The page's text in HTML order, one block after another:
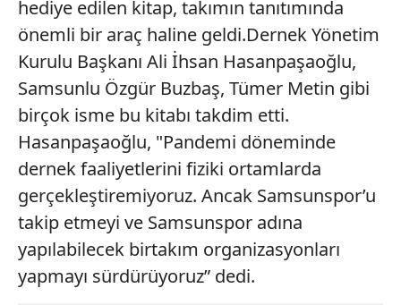
hediye edilen kitap, takımın tanıtımında
önemli bir araç haline geldi.Dernek Yönetim
Kurulu Başkanı Ali İhsan Hasanpaşaoğlu,
Samsunlu Özgür Buzbaş, Tümer Metin gibi
birçok isme bu kitabı takdim etti.
Hasanpaşaoğlu, "Pandemi döneminde
dernek faaliyetlerini fiziki ortamlarda
gerçekleştiremiyoruz. Ancak Samsunspor’u
takip etmeyi ve Samsunspor adına
yapılabilecek birtakım organizasyonları
yapmayı sürdürüyoruz” dedi.